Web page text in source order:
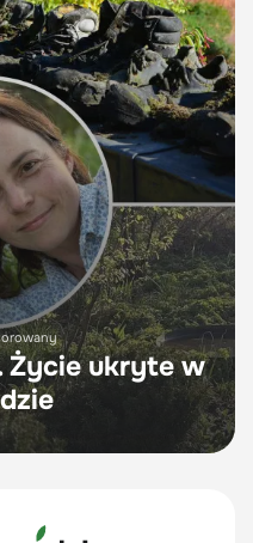
Życie ukryte w